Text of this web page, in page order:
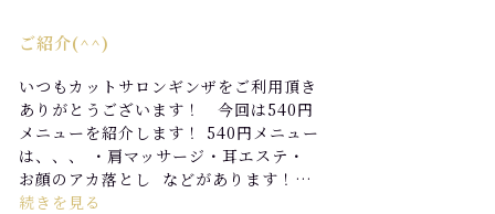
ご紹介(^^)
いつもカットサロンギンザをご利用頂き
ありがとうございます！ 今回は540円
メニューを紹介します！ 540円メニュー
は、、、 ・肩マッサージ・耳エステ・
お顔のアカ落とし などがあります！…
続きを見る